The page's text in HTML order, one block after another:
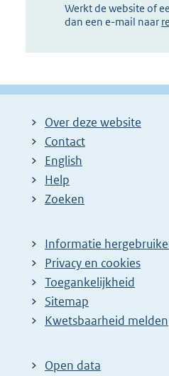
Werkt de website of
dan een e-mail naar
Over deze website
Contact
English
Help
Zoeken
Informatie
Privacy en cookies
Toegankelijkheid
Sitemap
E
t
Kwetsbaarheid melden
Open data